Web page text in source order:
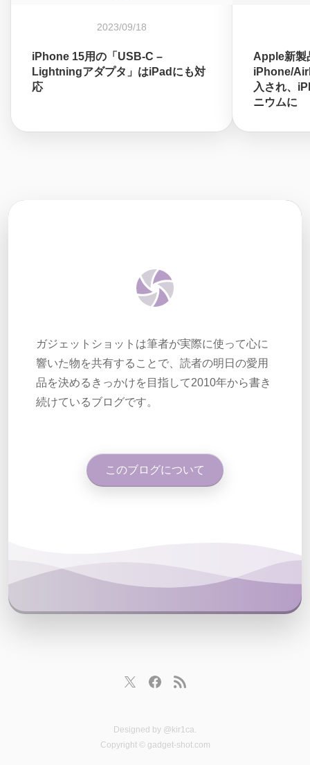
2023/09/18
iPhone 15用の「USB-C –
Lightningアダプタ」はiPadにも対
応
Apple新製
iPhone/
入され、
ニウムに
ガジェットショットは筆者が実際に使って心に
響いた物を共有することで、読者の明日の愛用
品を決めるきっかけを目指して2010年から書き
続けているブログです。
このブログについて
Designed by @kir1ca.
Copyright © gadget-shot.com